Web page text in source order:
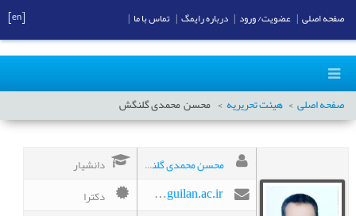
صفحه اصلی هیئت تحریریه محسنمحمدی گلنگش
محسن محمدی گلنگش دانشیار
m_mohammadi@guilan.ac.ir
دکترا
صفحه اصلی عضویت/ ورود درباره رایمگ تماس با ما